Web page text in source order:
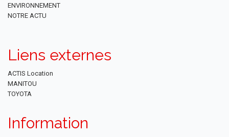
ENVIRONNEMENT
NOTRE ACTU
Liens externes
ACTIS Location
MANITOU
TOYOTA
Information